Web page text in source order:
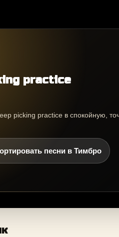
practice
picking practice в спокойную,
песни в Тимбро